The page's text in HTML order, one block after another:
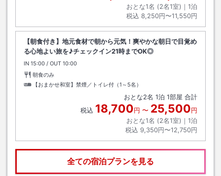
おとな1名 (2名1室)｜ 1泊
税込 8,250円〜11,550円
【朝食付き】地元食材で朝から元気！爽やかな朝日で目覚め
る心地よい旅を♪チェックイン21時までOK◎
IN チェックイン
15:00 / OUT チェックアウト
10:00
朝食のみ
【おまかせ和室】禁煙／トイレ付（1～5名）
おとな2名 1泊 1部屋 合計
税込 18,700円 〜 25,500円
おとな1名 (2名1室)｜ 1泊
税込 9,350円〜12,750円
全ての宿泊プランを見る